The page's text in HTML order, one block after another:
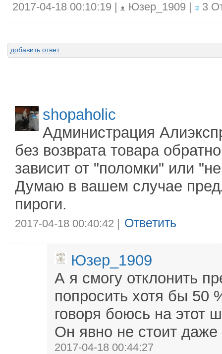
2017-04-18 00:10:19 | Юзер_1909 | 3
добавить ответ
shopaholic
Администрация
без возврата товара
зависит от "поломки" или
Думаю в вашем случае
пироги.
2017-04-18 00:40:42 | Ответить
Юзер_1909
А я смогу отклонить
попросить хотя бы 50
говоря боюсь на этот
Он явно не стоит даже
2017-04-18 00:44:27